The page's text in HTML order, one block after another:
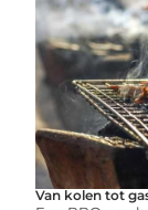
Van kolen tot